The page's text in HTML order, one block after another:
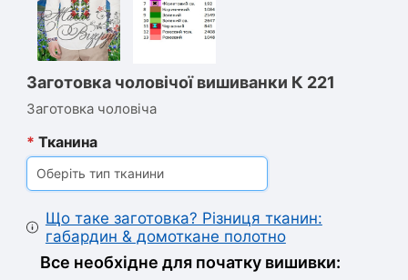
Заготовка чоловічої вишиванки К 221
Заготовка чоловіча
* Тканина
Оберіть тип тканини
Що таке заготовка? Різниця тканин:
габардин & домоткане полотно
Все необхідне для початку вишивки: